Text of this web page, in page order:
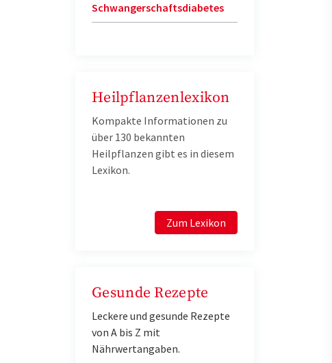
Schwangerschaftsdiabetes
Heilpflanzenlexikon
Kompakte Informationen zu
über 130 bekannten
Heilpflanzen gibt es in diesem
Lexikon.
Zum Lexikon
Gesunde Rezepte
Leckere und gesunde Rezepte
von A bis Z mit
Nährwertangaben.